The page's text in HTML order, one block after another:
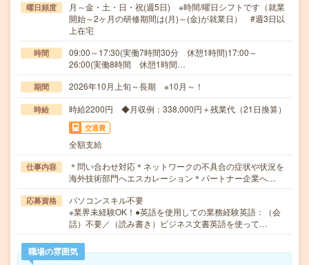
曜日頻度
月～金・土・日・祝(週5日) ※時間/曜日シフトです（就業
開始～2ヶ月の研修期間は(月)～(金)が就業日） #週3日以
上在宅
時間
09:00～17:30(実働7時間30分 休憩1時間)17:00～
26:00(実働8時間 休憩1時間…
期間 2026年10月上旬～長期 ※10月～！
時給 時給2200円 ◆月収例：338,000円＋残業代（21日換算）
交通費
全額支給
仕事内容
＊問い合わせ対応＊ネットワークの不具合の症状や状況を
海外技術部門へエスカレーション＊パートナー企業へ…
応募資格
パソコンスキル不要
※業界未経験OK！●英語を使用しての業務経験英語：（会
話）不要／（読み書き）ビジネス文書英語を使って…
職場の雰囲気